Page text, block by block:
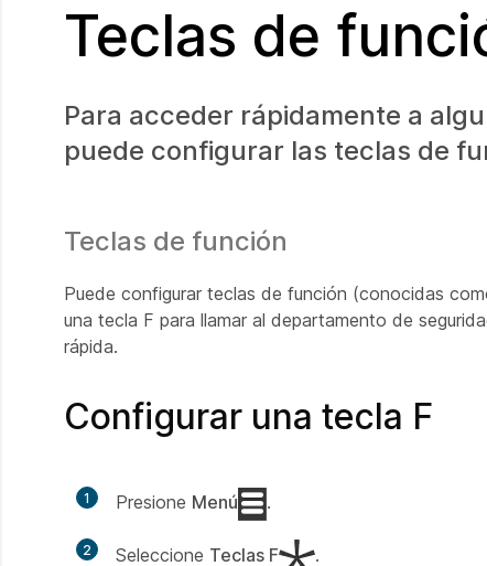
Teclas de
Para acceder rápidamente a
puede configurar las teclas de
Teclas de función
Puede configurar teclas de función (conocidas
una tecla F para llamar al departamento de
rápida.
Configurar una tecla F
1 Presione Menú .
2 Seleccione Teclas F .